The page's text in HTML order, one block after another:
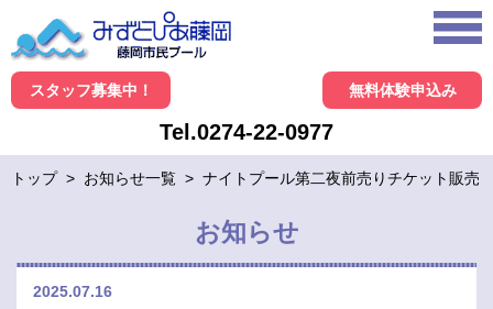
スタッフ募集中！ 無料体験申込み
Tel.0274-22-0977
トップ > お知らせ一覧 > ナイトプール第二夜前売りチケット販売
お知らせ
2025.07.16